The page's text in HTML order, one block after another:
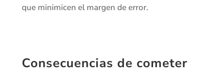
que minimicen el margen de error.
Consecuencias de cometer